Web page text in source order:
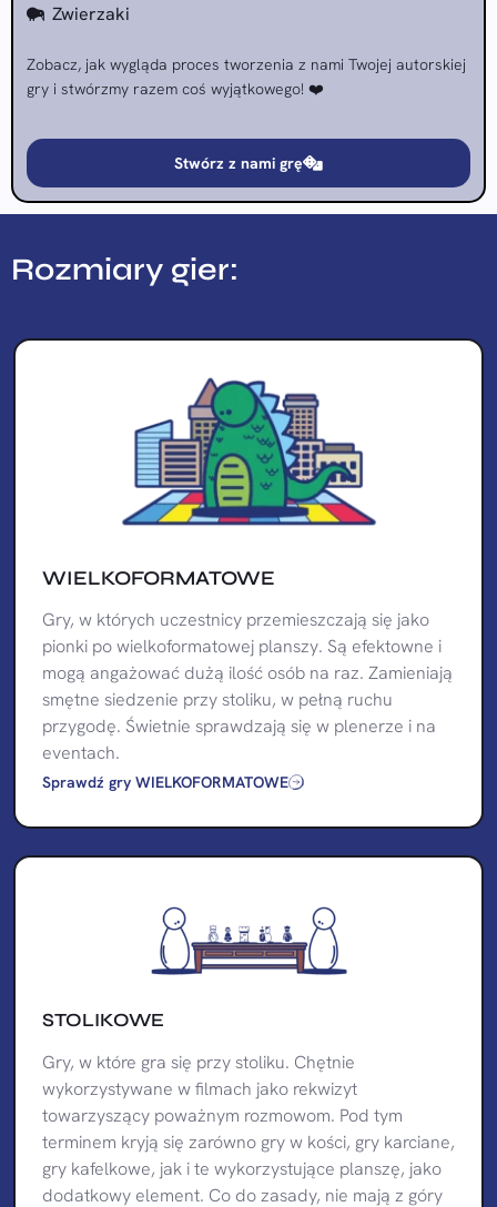
Zwierzaki
Zobacz, jak wygląda proces tworzenia z nami Twojej autorskiej
gry i stwórzmy razem coś wyjątkowego! ❤️
Stwórz z nami grę
Rozmiary gier:
WIELKOFORMATOWE
Gry, w których uczestnicy przemieszczają się jako
pionki po wielkoformatowej planszy. Są efektowne i
mogą angażować dużą ilość osób na raz. Zamieniają
smętne siedzenie przy stoliku, w pełną ruchu
przygodę. Świetnie sprawdzają się w plenerze i na
eventach.
Sprawdź gry WIELKOFORMATOWE
STOLIKOWE
Gry, w które gra się przy stoliku. Chętnie
wykorzystywane w filmach jako rekwizyt
towarzyszący poważnym rozmowom. Pod tym
terminem kryją się zarówno gry w kości, gry karciane,
gry kafelkowe, jak i te wykorzystujące planszę, jako
dodatkowy element. Co do zasady, nie mają z góry